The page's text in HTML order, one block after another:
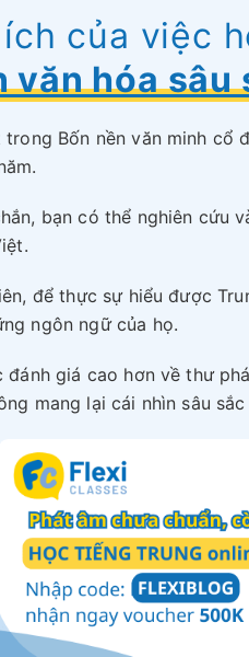
của việc
văn hóa
trong Bốn nền văn minh cổ
bạn có thể nghiên cứu
để thực sự hiểu được
ngôn ngữ của họ.
đánh giá cao hơn về thư
mang lại cái nhìn sâu